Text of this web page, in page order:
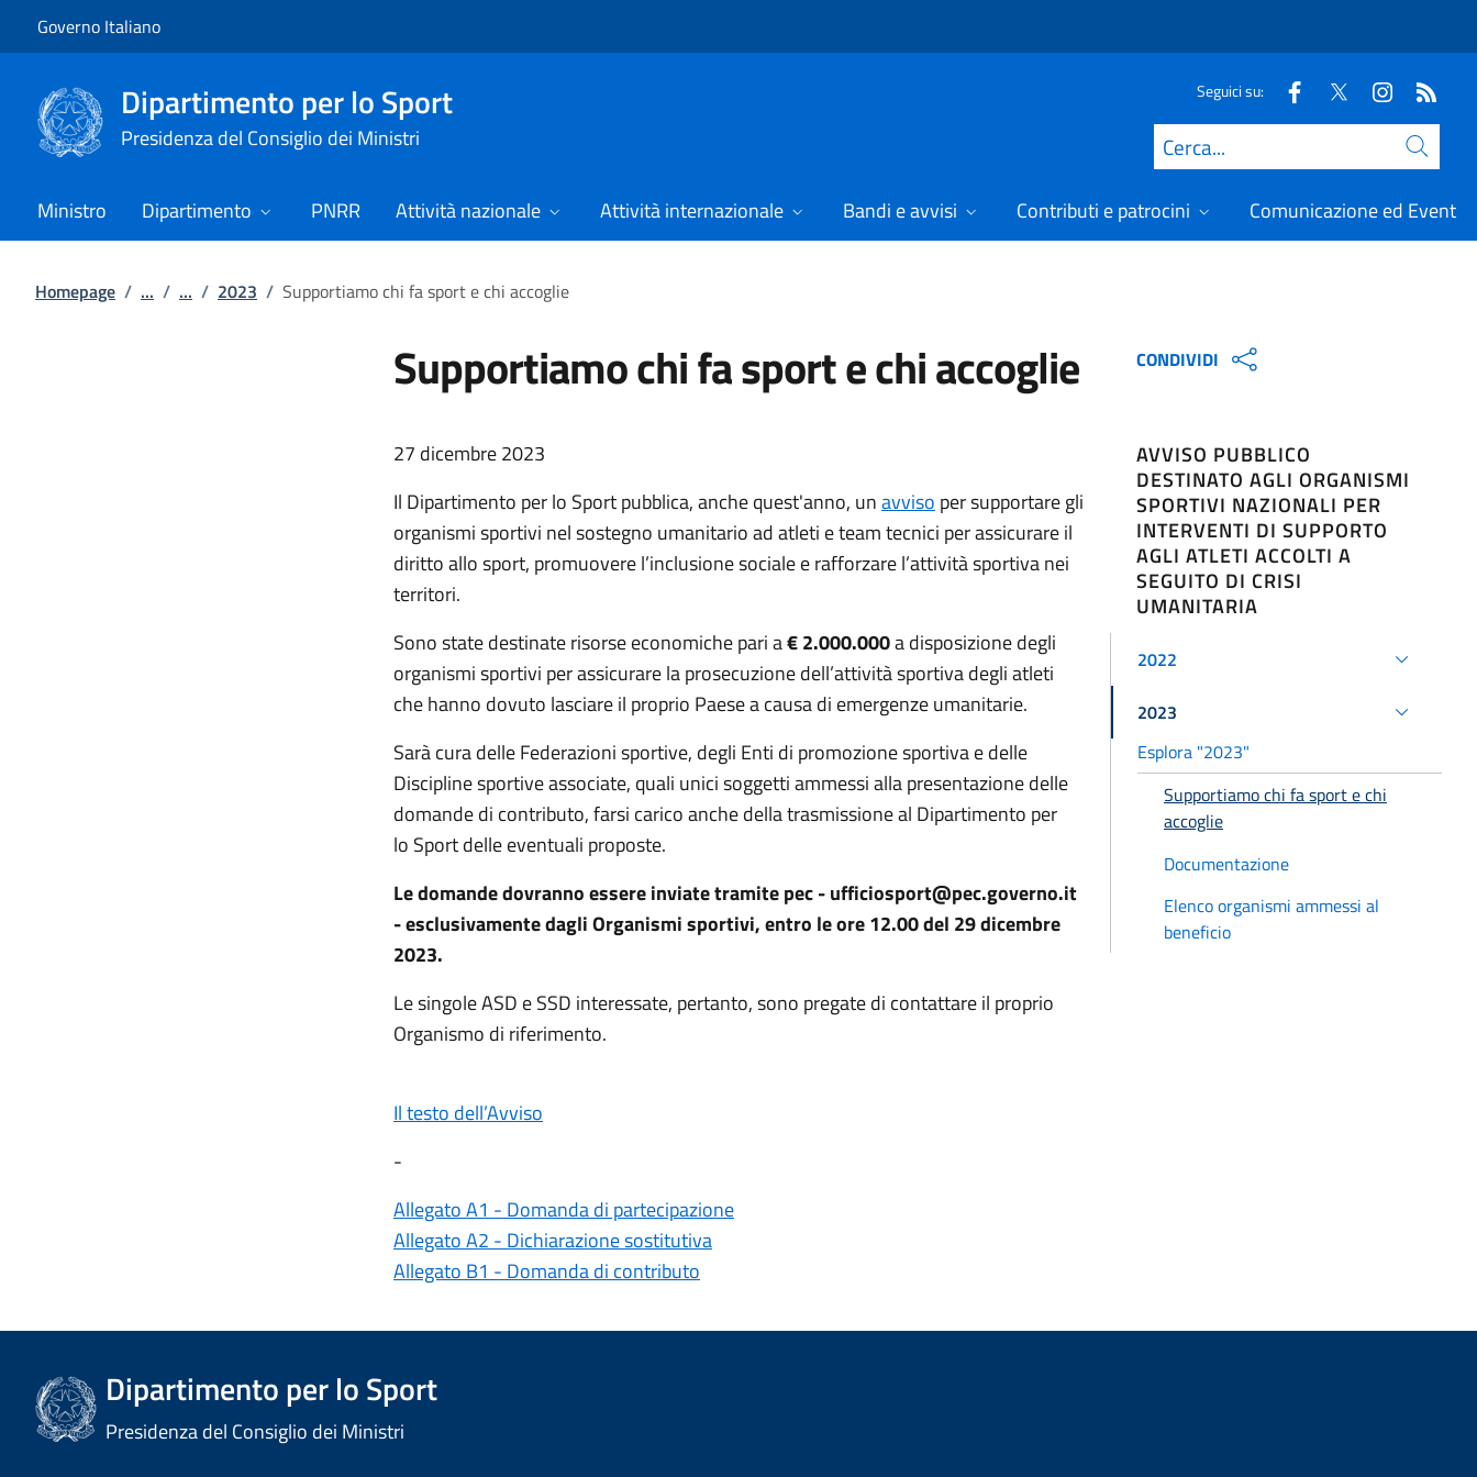
Governo Italiano
Dipartimento per lo Sport
Presidenza del Consiglio dei Ministri
Seguici su:
Cerca
Ministro Dipartimento PNRR Attività nazionale Attività internazionale Bandi e avvisi Contributi e patrocini Comunicazione ed Eventi
Homepage / ... / ... / 2023 / Supportiamo chi fa sport e chi accoglie
Supportiamo chi fa sport e chi accoglie
27 dicembre 2023
Il Dipartimento per lo Sport pubblica, anche quest'anno, unavviso per supportare gli
organismi sportivi nel sostegno umanitario ad atleti e team tecnici per assicurare il
diritto allo sport, promuovere l’inclusione sociale e rafforzare l’attività sportiva nei
territori.
Sono state destinate risorse economiche pari a€ 2.000.000a disposizione degli
organismi sportivi per assicurare la prosecuzione dell’attività sportiva degli atleti
che hanno dovuto lasciare il proprio Paese a causa di emergenze umanitarie.
Sarà cura delle Federazioni sportive, degli Enti di promozione sportiva e delle
Discipline sportive associate, quali unici soggetti ammessi alla presentazione delle
domande di contributo, farsi carico anche della trasmissione al Dipartimento per
lo Sport delle eventuali proposte.
Le domande dovranno essere inviate tramite pec - ufficiosport@pec.governo.it
- esclusivamente dagli Organismi sportivi, entro le ore 12.00 del 29 dicembre
2023.
Le singole ASD e SSD interessate, pertanto, sono pregate di contattare il proprio
Organismo di riferimento.
Il testo dell’Avviso
-
Allegato A1 - Domanda di partecipazione
Allegato A2 - Dichiarazione sostitutiva
Allegato B1 - Domanda di contributo
CONDIVIDI
AVVISO PUBBLICO
DESTINATO AGLI ORGANISMI
SPORTIVI NAZIONALI PER
INTERVENTI DI SUPPORTO
AGLI ATLETI ACCOLTI A
SEGUITO DI CRISI
UMANITARIA
2022
2023
Esplora "2023"
Supportiamo chi fa sport e chi
accoglie
Documentazione
Elenco organismi ammessi al
beneficio
Dipartimento per lo Sport
Presidenza del Consiglio dei Ministri